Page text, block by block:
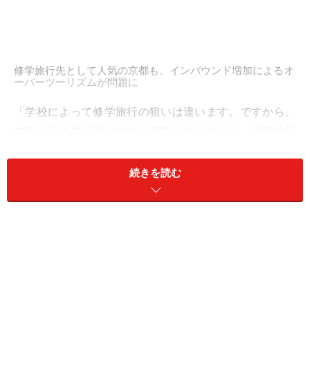
修学旅行先として人気の京都も、インバウンド増加によるオ
ーバーツーリズムが問題に
「学校によって修学旅行の狙いは違います。ですから、
ら、地域の特性、生徒の実情、学校の教育目標などを総
合的に考慮したうえで計画されるものです」と同協会理
続きを読む